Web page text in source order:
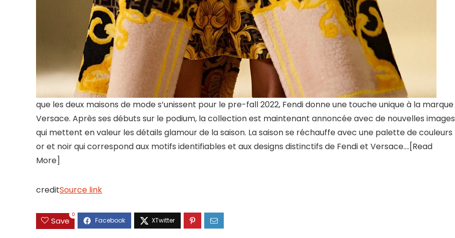
que les deux maisons de mode s’unissent pour le pre-fall 2022, Fendi donne une touche unique à la marque
Versace. Après ses débuts sur le podium, la collection est maintenant annoncée avec de nouvelles images
qui mettent en valeur les détails glamour de la saison. La saison se réchauffe avec une palette de couleurs
or et noir qui correspond aux motifs identifiables et aux designs distinctifs de Fendi et Versace….[Read
More]
creditSource link
Save
0